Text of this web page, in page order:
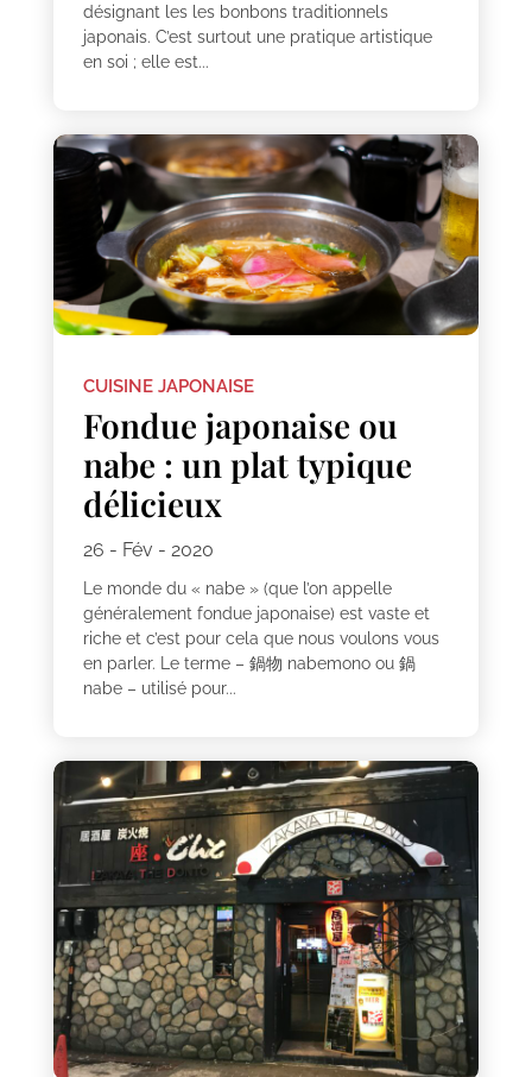
désignant les les bonbons traditionnels
japonais. C’est surtout une pratique artistique
en soi ; elle est...
CUISINE JAPONAISE
Fondue japonaise ou
nabe : un plat typique
délicieux
26 - Fév - 2020
Le monde du « nabe » (que l’on appelle
généralement fondue japonaise) est vaste et
riche et c’est pour cela que nous voulons vous
en parler. Le terme – 鍋物 nabemono ou 鍋
nabe – utilisé pour...